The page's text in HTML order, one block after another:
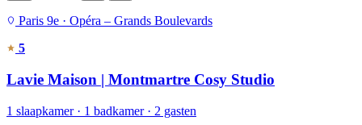
Paris 9e · Opéra – Grands Boulevards
5
Lavie Maison | Montmartre Cosy Studio
1 slaapkamer · 1 badkamer · 2 gasten